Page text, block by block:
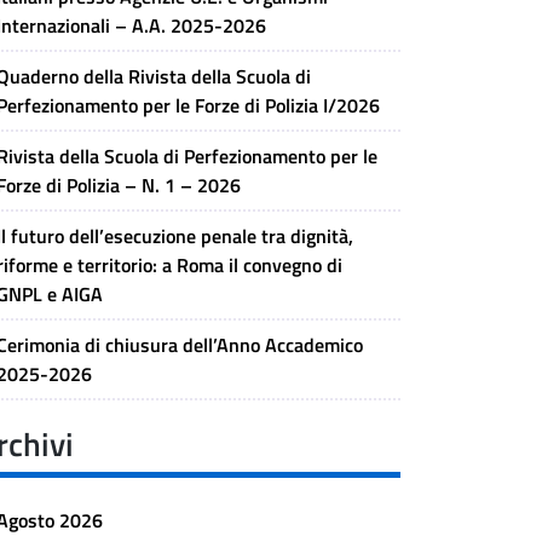
– A.A. 2025-2026
della Rivista della Scuola di
per le Forze di Polizia I/2026
della Scuola di Perfezionamento per le
di Polizia – N. 1 – 2026
futuro dell’esecuzione penale tra dignità,
e territorio: a Roma il convegno di
e AIGA
di chiusura dell’Anno Accademico
2026
2026